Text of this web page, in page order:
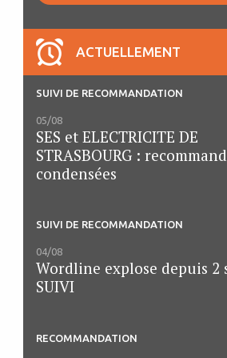
ACTUELLEMENT
SUIVI DE RECOMMANDATION
05/08
SES et ELECTRICITE DE
STRASBOURG :
condensées
SUIVI DE RECOMMANDATION
04/08
Wordline explose depuis 2
SUIVI
RECOMMANDATION